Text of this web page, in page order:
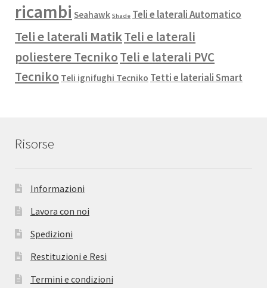
ricambi Seahawk Shade Teli e laterali Automatico
Teli e laterali MatikTeli e laterali
poliestere TecnikoTeli e laterali PVC
Tecniko Teli ignifughi Tecniko Tetti e lateriali Smart
Risorse
Informazioni
Lavora con noi
Spedizioni
Restituzioni e Resi
Termini e condizioni